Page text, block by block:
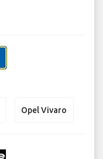
Opel Vivaro